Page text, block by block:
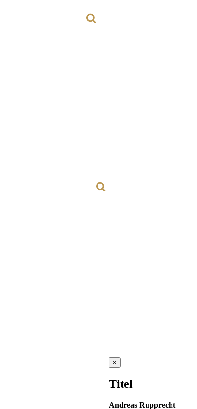
Close
product
view
×
Titel
Andreas Rupprecht